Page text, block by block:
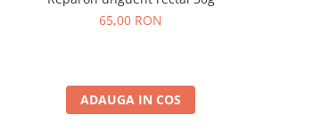
65,00 RON
ADAUGA IN COS